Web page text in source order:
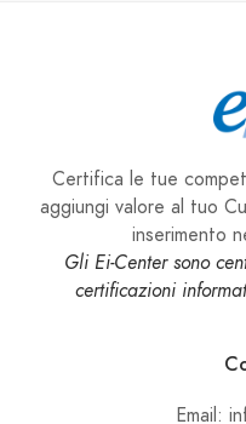
Certifica le tue
aggiungi valore al tuo
inserimento
Gli Ei-Center sono
certificazioni
Email: